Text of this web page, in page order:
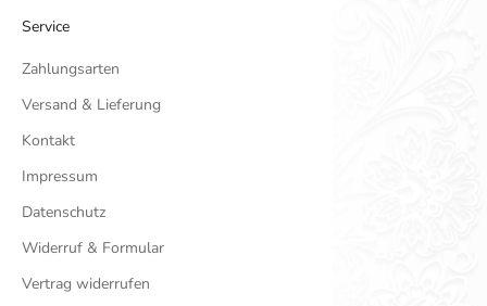
Service
Zahlungsarten
Versand & Lieferung
Kontakt
Impressum
Datenschutz
Widerruf & Formular
Vertrag widerrufen